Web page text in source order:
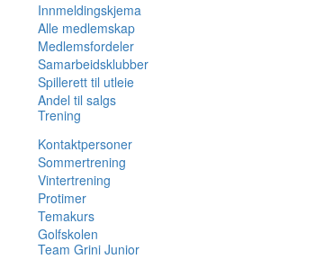
Innmeldingskjema
Alle medlemskap
Medlemsfordeler
Samarbeidsklubber
Spillerett til utleie
Andel til salgs
Trening
Kontaktpersoner
Sommertrening
Vintertrening
Protimer
Temakurs
Golfskolen
Team Grini Junior